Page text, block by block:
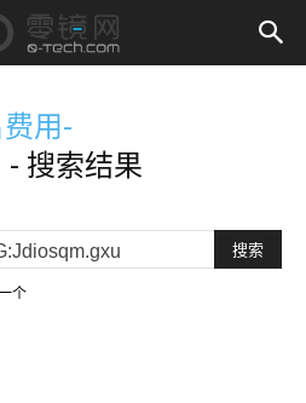
用-
- 搜索结果
个